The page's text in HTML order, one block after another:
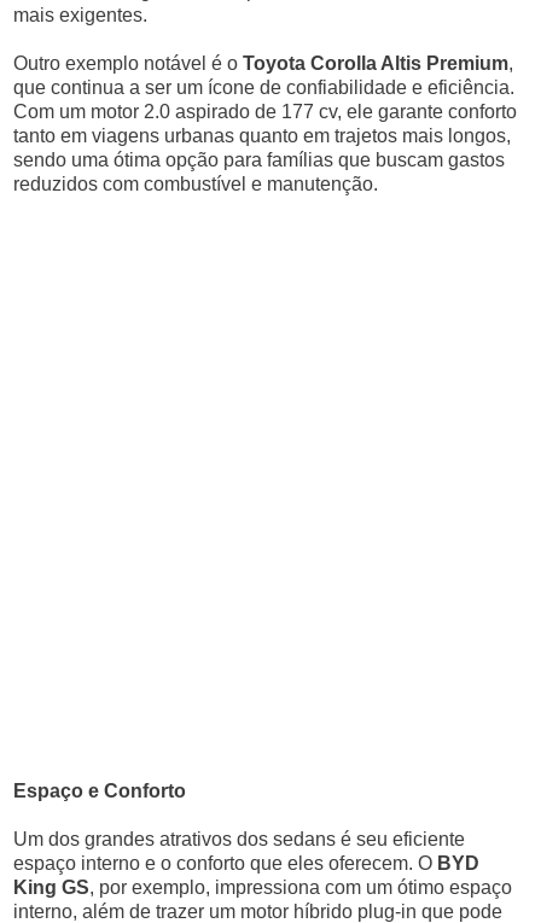
mais exigentes.
Outro exemplo notável é oToyota Corolla Altis Premium,
que continua a ser um ícone de confiabilidade e eficiência.
Com um motor 2.0 aspirado de 177 cv, ele garante conforto
tanto em viagens urbanas quanto em trajetos mais longos,
sendo uma ótima opção para famílias que buscam gastos
reduzidos com combustível e manutenção.
Espaço e Conforto
Um dos grandes atrativos dos sedans é seu eficiente
espaço interno e o conforto que eles oferecem. O BYD
King GS, por exemplo, impressiona com um ótimo espaço
interno, além de trazer um motor híbrido plug-in que pode